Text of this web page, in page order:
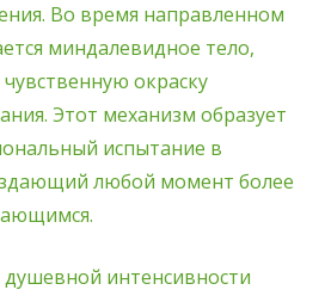
Во время направленном
миндалевидное тело,
окраску
Этот механизм образует
испытание в
любой момент более
интенсивности